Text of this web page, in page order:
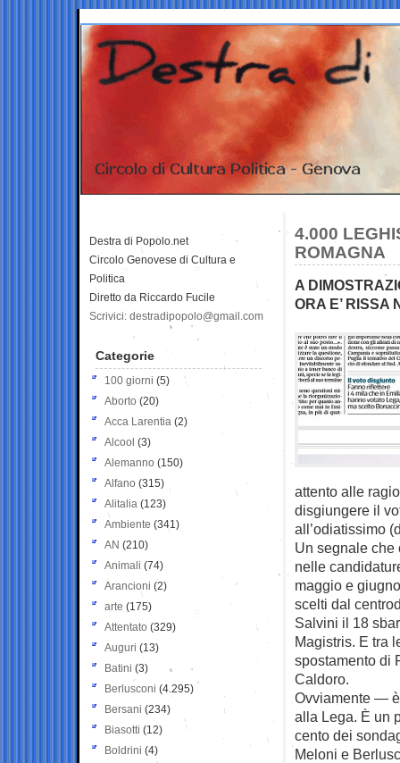
4.000
ROMAGNA
A
ORA E’ RISSA
attento alle
disgiungere il
all’odiatissimo
Un segnale che
nelle
maggio e
scelti dal
Salvini il 18
Magistris. E tra
spostamento di
Caldoro.
Ovviamente —
alla Lega. È un
cento dei
Meloni e
Destra di Popolo.net
Circolo Genovese di Cultura e
Politica
Diretto da Riccardo Fucile
Scrivici: destradipopolo@gmail.com
Categorie
100 giorni (5)
Aborto (20)
Acca Larentia (2)
Alcool (3)
Alemanno (150)
Alfano (315)
Alitalia (123)
Ambiente (341)
AN (210)
Animali (74)
Arancioni (2)
arte (175)
Attentato (329)
Auguri (13)
Batini (3)
Berlusconi (4.295)
Bersani (234)
Biasotti (12)
Boldrini (4)